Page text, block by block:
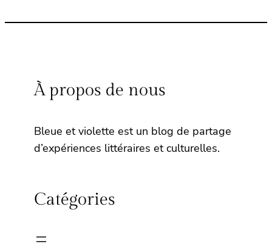
À propos de nous
Bleue et violette est un blog de partage
d’expériences littéraires et culturelles.
Catégories